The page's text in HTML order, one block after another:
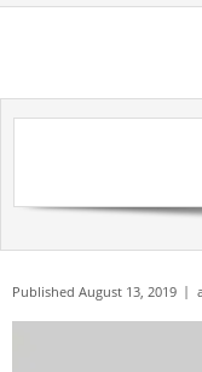
Skip
Published August 13, 2019